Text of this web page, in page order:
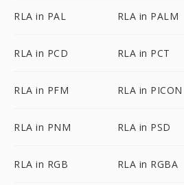
RLA in PAL RLA in PALM
RLA in PCD RLA in PCT
RLA in PFM RLA in PICON
RLA in PNM RLA in PSD
RLA in RGB RLA in RGBA